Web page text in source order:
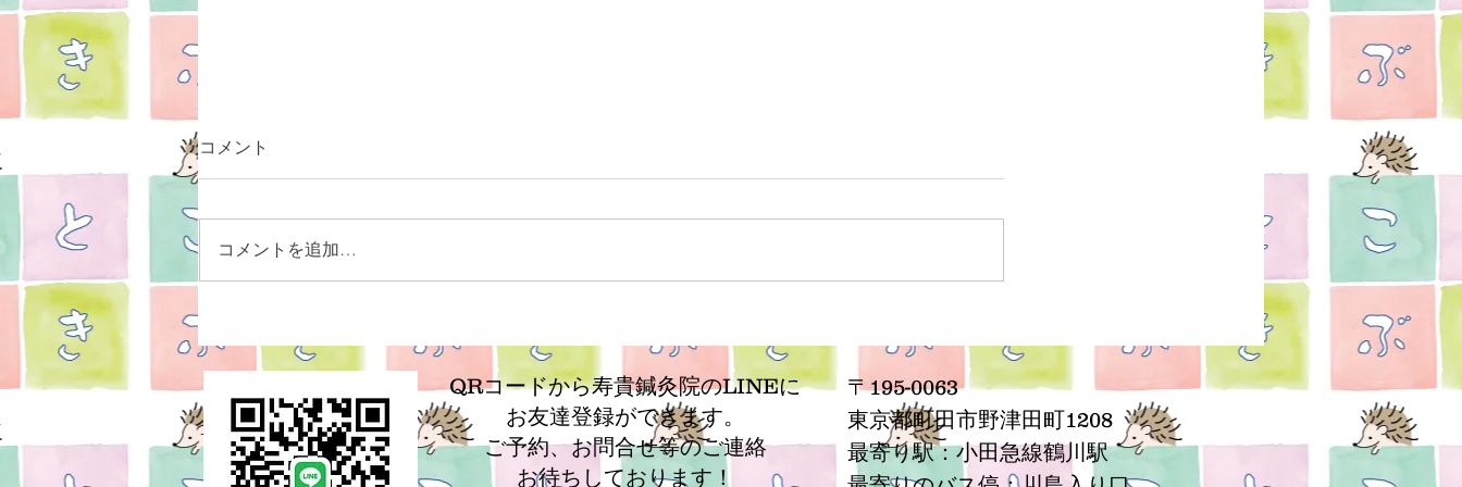
何ですか？
なぜブログを書くのか
ランス
コメント
コメントを追加…
QRコードから寿貴鍼灸院のLINEに
お友達登録ができます。
ご予約、お問合せ等のご連絡
お待ちしております！
〒195-0063
​東京都町田市野津田町1208
最寄り駅：小田急線鶴川駅